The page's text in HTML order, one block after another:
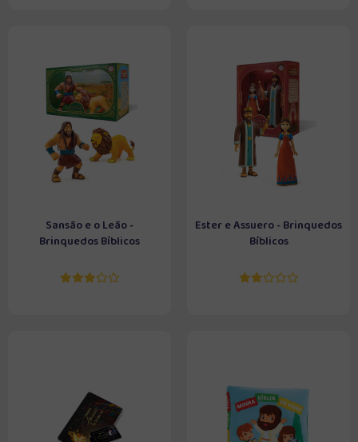
Sansão e o Leão -
Brinquedos Bíblicos
Ester e Assuero - Brinquedos
Bíblicos